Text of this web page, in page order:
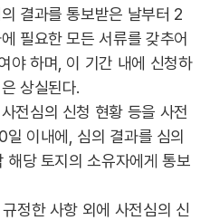
결과를 통보받은 날부터 2
필요한 모든 서류를 갖추어
야 하며, 이 기간 내에 신청하
상실된다.
전심의 신청 현황 등을 사전
이내에, 심의 결과를 심의
해당 토지의 소유자에게 통보
정한 사항 외에 사전심의 신